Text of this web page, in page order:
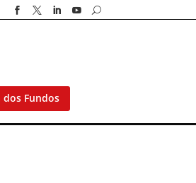
    U
dos Fundos